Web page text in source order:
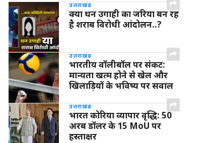
उत्तराखंड
क्या धन उगाही का जरिया बन रह
है शराब विरोधी आंदोलन..?
उत्तराखंड
भारतीय वॉलीबॉल पर संकट:
मान्यता खत्म होने से खेल और
खिलाड़ियों के भविष्य पर सवाल
उत्तराखंड
भारत कोरिया व्यापार वृद्धि: 50
अरब डॉलर के 15 MoU पर
हस्ताक्षर